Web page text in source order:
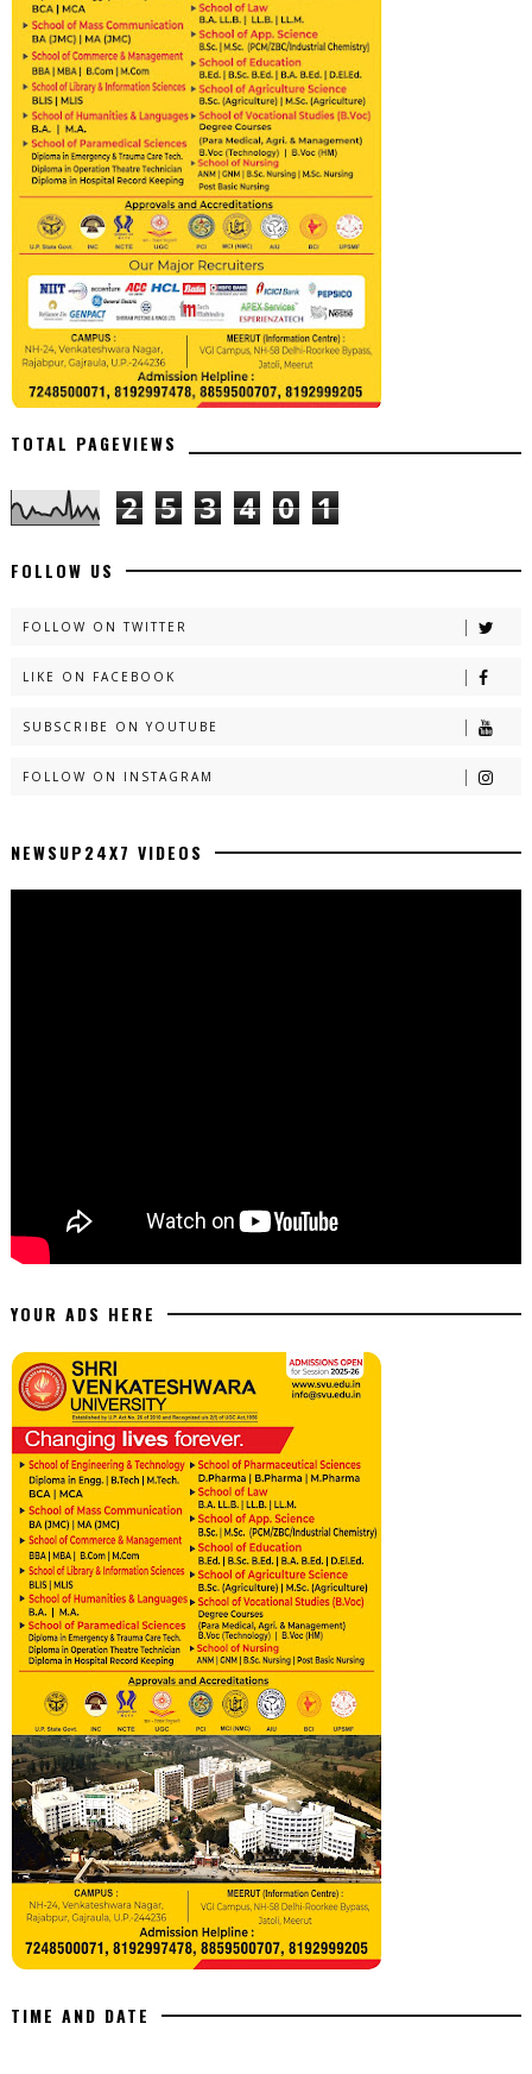
TOTAL PAGEVIEWS
2 5 3 4 0 1
FOLLOW US
FOLLOW ON TWITTER
LIKE ON FACEBOOK
SUBSCRIBE ON YOUTUBE
FOLLOW ON INSTAGRAM
NEWSUP24X7 VIDEOS
YOUR ADS HERE
TIME AND DATE